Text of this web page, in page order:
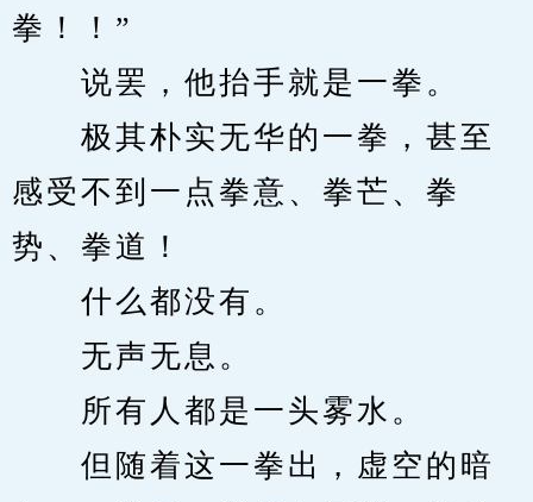
拳！！”
说罢，他抬手就是一拳。
极其朴实无华的一拳，甚至
感受不到一点拳意、拳芒、拳
势、拳道！
什么都没有。
无声无息。
所有人都是一头雾水。
但随着这一拳出，虚空的暗